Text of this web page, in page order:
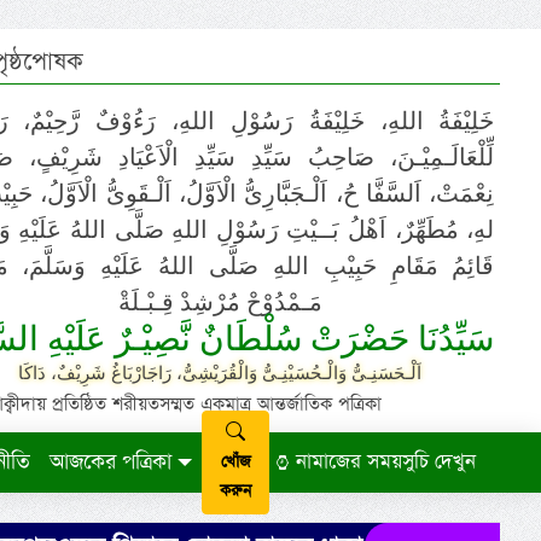
خَلِيْفَةُ اللهِ، خَلِيْفَةُ رَسُوْلِ اللهِ، رَءُوْفٌ رَّحِيْمٌ،
لِّلْعَالَـمِيْـنَ، صَاحِبُ سَيِّدِ سَيِّدِ الْاَعْيَادِ شَرِيْفٍ،
نِعْمَتْ، اَلسَّفَّا حُ، اَلْـجَبَّارِىُّ الْاَوَّلُ، اَلْـقَوِىُّ الْاَوَّلُ،
لهِ، مُطَهِّرٌ، اَهْلُ بَــيْتِ رَسُوْلِ اللهِ صَلَّى اللهُ عَلَيْهِ
قَائِمُ مَقَامِ حَبِيْبِ اللهِ صَلَّى اللهُ عَلَيْهِ وَسَلَّمَ،
مَـمْدُوْحْ مُرْشِدْ قِـبْـلَةْ
سَيِّدُنَا حَضْرَتْ سُلْطَانٌ نَّصِيْـرٌ عَلَيْهِ
اَلْـحَسَنِـىُّ وَالْـحُسَيْنِـىُّ وَالْقُرَيْشِىُّ، رَاجَارْبَاغُ شَرِيْفٌ، دَاكَا
প্রতিষ্ঠিত শরীয়তসম্মত একমাত্র আন্তর্জাতিক পত্রিকা
আজকের পত্রিকা
খোঁজ
করুন
নামাজের সময়সুচি দেখুন